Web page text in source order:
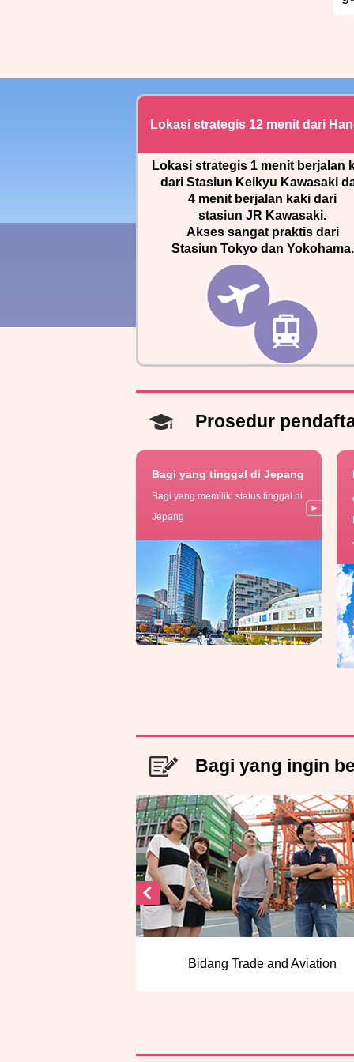
Lokasi strategis 12 menit dari
Lokasi strategis 1 menit berjalan
dari Stasiun Keikyu Kawasaki
4 menit berjalan kaki dari
stasiun JR Kawasaki.
Akses sangat praktis dari
Stasiun Tokyo dan Yokohama.
Prosedur
Bagi yang tinggal di Jepang
Bagi yang memiliki status tinggal di
Jepang
Bagi yang ingin
Bidang Trade and Aviation